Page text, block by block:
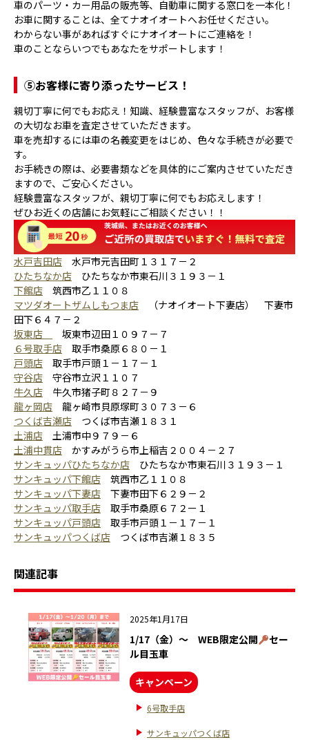
車のパーツ・カー用品の販売等、自動車に関する窓口を一本化！
お車に関することは、全てナオイオートへお任せください。
わからない事があればすぐにナオイオートにご連絡を！
車のことならいつでもあなたをサポートします！
⑤お客様に寄り添ったサービス！
親切丁寧に何でもお応え！知識、経験豊富なスタッフが、お客様
の大切なお車を査定させていただきます。
車を売却するには車の名義変更をはじめ、色々な手続きが必要で
す。
お手続きの際は、必要書類などを具体的にご案内させていただき
ますので、ご安心ください。
経験豊富なスタッフが、親切丁寧に何でもお応えします！
ぜひお近くの店舗にお気軽にご相談ください！！
水戸吉田店 水戸市元吉田町１３１７－２
ひたちなか店 ひたちなか市東石川３１９３－１
下館店 筑西市乙１１０８
マツダオートザムしもつま店 （ナオイオート下妻店） 下妻市
田下６４７－２
坂東店
坂東市辺田１０９７－７
６号取手店 取手市桑原６８０－１
戸頭店 取手市戸頭１－１７－１
守谷店 守谷市立沢１１０７
牛久店 牛久市猪子町８２７－９
龍ヶ岡店 龍ヶ崎市貝原塚町３０７３－６
つくば吉瀬店 つくば市吉瀬１８３１
土浦店 土浦市中９７９－６
土浦中貫店 かすみがうら市上稲吉２００４－２７
サンキュッパひたちなか店 ひたちなか市東石川３１９３－１
サンキュッパ下館店 筑西市乙１１０８
サンキュッパ下妻店 下妻市田下６２９－２
サンキュッパ取手店 取手市桑原６７２ー１
サンキュッパ戸頭店 取手市戸頭１－１７－１
サンキュッパつくば店 つくば市吉瀬１８３５
関連記事
2025年1月17日
1/17（金）～ WEB限定公開
セー
ル目玉車
キャンペーン
6号取手店
サンキュッパつくば店